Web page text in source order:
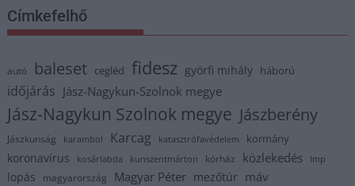
Címkefelhő
autó baleset cegléd fidesz györfi mihály háború
időjárás Jász-Nagykun-Szolnok megye
Jász-Nagykun Szolnok megye Jászberény
Jászkunság karambol Karcag katasztrófavédelem kormány
koronavírus kosárlabda kunszentmárton kórház közlekedés lmp
lopás magyarország Magyar Péter mezőtúr máv